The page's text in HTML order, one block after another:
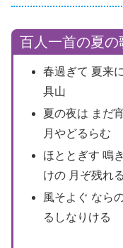
百人一首の夏
春過ぎて 夏来
具山
夏の夜は まだ
月やどるらむ
ほととぎす 鳴
けの 月ぞ残れる
風そよぐ なら
るしなりける